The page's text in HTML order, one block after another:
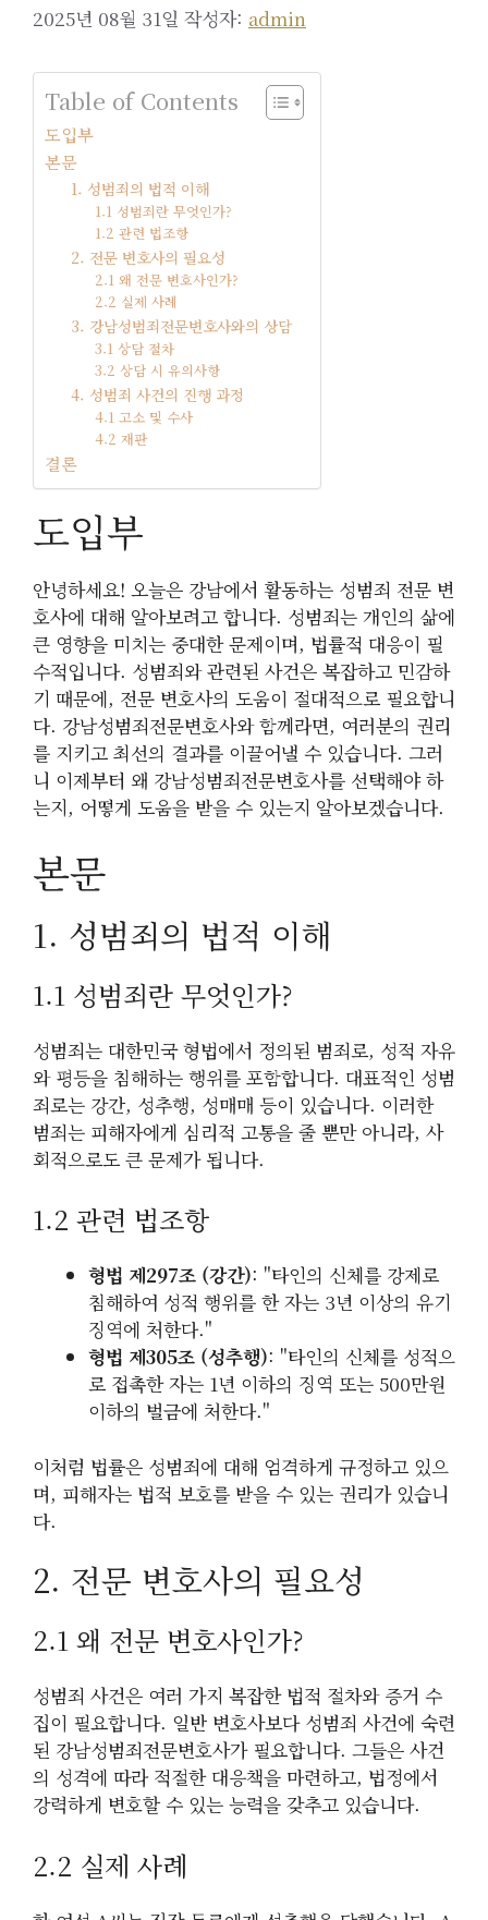
2025년 08월 31일 작성자: admin
Table of Contents
도입부
본문
1. 성범죄의 법적 이해
1.1 성범죄란 무엇인가?
1.2 관련 법조항
2. 전문 변호사의 필요성
2.1 왜 전문 변호사인가?
2.2 실제 사례
3. 강남성범죄전문변호사와의 상담
3.1 상담 절차
3.2 상담 시 유의사항
4. 성범죄 사건의 진행 과정
4.1 고소 및 수사
4.2 재판
결론
도입부
안녕하세요! 오늘은 강남에서 활동하는 성범죄 전문 변
호사에 대해 알아보려고 합니다. 성범죄는 개인의 삶에
큰 영향을 미치는 중대한 문제이며, 법률적 대응이 필
수적입니다. 성범죄와 관련된 사건은 복잡하고 민감하
기 때문에, 전문 변호사의 도움이 절대적으로 필요합니
다. 강남성범죄전문변호사와 함께라면, 여러분의 권리
를 지키고 최선의 결과를 이끌어낼 수 있습니다. 그러
니 이제부터 왜 강남성범죄전문변호사를 선택해야 하
는지, 어떻게 도움을 받을 수 있는지 알아보겠습니다.
본문
1. 성범죄의 법적 이해
1.1 성범죄란 무엇인가?
성범죄는 대한민국 형법에서 정의된 범죄로, 성적 자유
와 평등을 침해하는 행위를 포함합니다. 대표적인 성범
죄로는 강간, 성추행, 성매매 등이 있습니다. 이러한
범죄는 피해자에게 심리적 고통을 줄 뿐만 아니라, 사
회적으로도 큰 문제가 됩니다.
1.2 관련 법조항
형법 제297조 (강간): "타인의 신체를 강제로
침해하여 성적 행위를 한 자는 3년 이상의 유기
징역에 처한다."
형법 제305조 (성추행): "타인의 신체를 성적으
로 접촉한 자는 1년 이하의 징역 또는 500만원
이하의 벌금에 처한다."
이처럼 법률은 성범죄에 대해 엄격하게 규정하고 있으
며, 피해자는 법적 보호를 받을 수 있는 권리가 있습니
다.
2. 전문 변호사의 필요성
2.1 왜 전문 변호사인가?
성범죄 사건은 여러 가지 복잡한 법적 절차와 증거 수
집이 필요합니다. 일반 변호사보다 성범죄 사건에 숙련
된 강남성범죄전문변호사가 필요합니다. 그들은 사건
의 성격에 따라 적절한 대응책을 마련하고, 법정에서
강력하게 변호할 수 있는 능력을 갖추고 있습니다.
2.2 실제 사례